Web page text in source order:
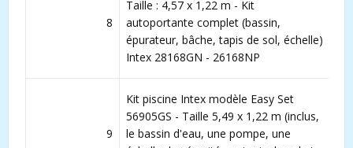
8
Taille : 4,57 x 1,22 m - Kit
autoportante complet (bassin,
épurateur, bâche, tapis de sol, échelle)
Intex 28168GN - 26168NP
9
Kit piscine Intex modèle Easy Set
56905GS - Taille 5,49 x 1,22 m (inclus,
le bassin d'eau, une pompe, une